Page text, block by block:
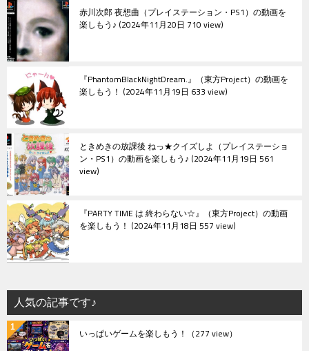
赤川次郎 夜想曲（プレイステーション・PS1）の動画を
楽しもう♪ 2024年11月20日 710 view
『PhantomBlackNightDream.』（東方Project）の動画を
楽しもう！ 2024年11月19日 633 view
ときめきの放課後 ねっ★クイズしよ（プレイステーショ
ン・PS1）の動画を楽しもう♪ 2024年11月19日 561
view
『PARTY TIME は 終わらない☆』（東方Project）の動画
を楽しもう！ 2024年11月18日 557 view
人気の記事です♪
いっぱいゲームを楽しもう！ （277 view）